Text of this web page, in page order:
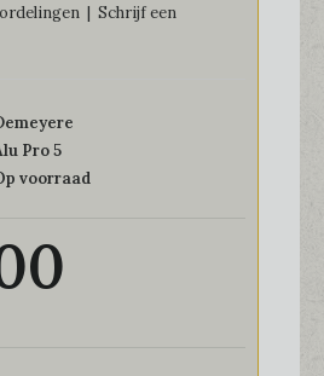
| Schrijf een
Pro 5
voorraad